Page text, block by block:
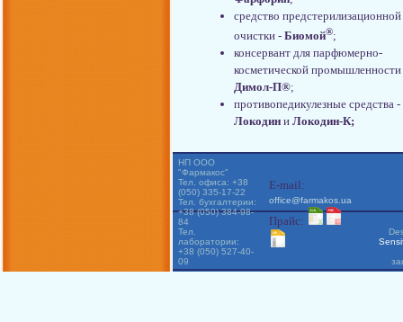
средство предстерилизационной
очистки - Биомой®;
консервант для парфюмерно-
косметической промышленности
Димол-П®;
противопедикулезные средства -
Локодин и Локодин-К;
НП ООО
"Фармакос"
Тел. офиса: +38
(050) 335-17-22
Тел. бухгалтерии:
+38 (050) 384-98-
84
Тел.
лаборатории:
+38 (050) 527-40-
09
E-mail:
office@farmakos.ua
Прайс: